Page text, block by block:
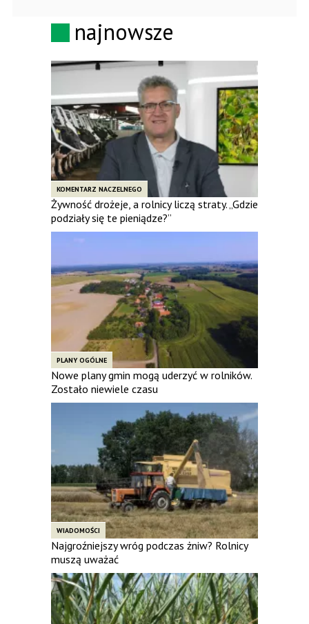
najnowsze
KOMENTARZ NACZELNEGO
Żywność drożeje, a rolnicy liczą straty. „Gdzie
podziały się te pieniądze?”
PLANY OGÓLNE
Nowe plany gmin mogą uderzyć w rolników.
Zostało niewiele czasu
WIADOMOŚCI
Najgroźniejszy wróg podczas żniw? Rolnicy
muszą uważać